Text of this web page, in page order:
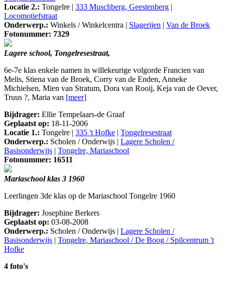
Locatie 2.: Tongelre | 333 Muschberg, Geestenberg |
Locomotiefstraat
Onderwerp.: Winkels / Winkelcentra | Slagerijen | Van de Broek
Fotonummer: 7329
Lagere school, Tongelresestraat,
6e-7e klas enkele namen in willekeurige volgorde Francien van
Melis, Stiena van de Broek, Corry van de Enden, Anneke
Michielsen, Mien van Stratum, Dora van Rooij, Keja van de Oever,
Truus ?, Maria van [meer]
Bijdrager: Ellie Tempelaars-de Graaf
Geplaatst op: 18-11-2006
Locatie 1.: Tongelre | 335 't Hofke | Tongelresestraat
Onderwerp.: Scholen / Onderwijs | Lagere Scholen /
Basisonderwijs | Tongelre, Mariaschool
Fotonummer: 16511
Mariaschool klas 3 1960
Leerlingen 3de klas op de Mariaschool Tongelre 1960
Bijdrager: Josephine Berkers
Geplaatst op: 03-08-2008
Onderwerp.: Scholen / Onderwijs | Lagere Scholen /
Basisonderwijs | Tongelre, Mariaschool / De Boog / Spilcentrum 't
Hofke
4 foto's